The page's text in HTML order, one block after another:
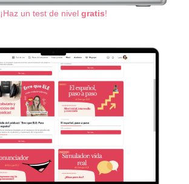
¡Haz un test de nivel gratis!